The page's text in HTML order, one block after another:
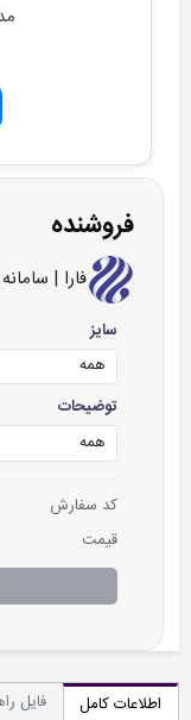
فروشنده
فارا |
سایز
توضیحات
کد سفارش
قیمت
اطلاعات کامل فایل